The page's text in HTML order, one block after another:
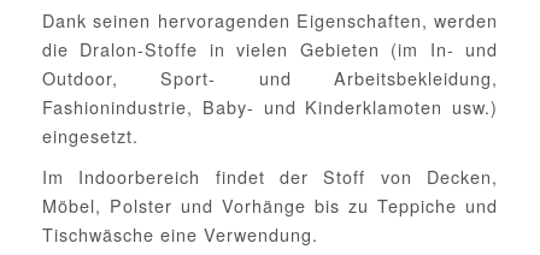
Dank seinen hervoragenden Eigenschaften, werden
die Dralon-Stoffe in vielen Gebieten (im In- und
Outdoor, Sport- und Arbeitsbekleidung,
Fashionindustrie, Baby- und Kinderklamoten usw.)
eingesetzt.
Im Indoorbereich findet der Stoff von Decken,
Möbel, Polster und Vorhänge bis zu Teppiche und
Tischwäsche eine Verwendung.